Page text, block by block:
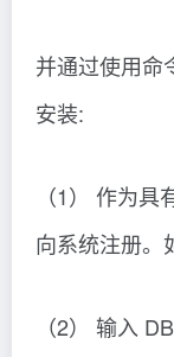
并通过使用命
安装:
（1） 作为
向系统注册。
（2） 输入